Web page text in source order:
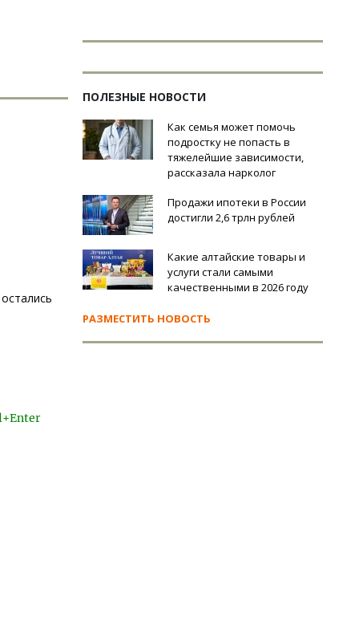
ПОЛЕЗНЫЕ НОВОСТИ
Как семья может помочь
подростку не попасть в
тяжелейшие зависимости,
рассказала нарколог
Продажи ипотеки в России
достигли 2,6 трлн рублей
Какие алтайские товары и
услуги стали самыми
качественными в 2026 году
РАЗМЕСТИТЬ НОВОСТЬ